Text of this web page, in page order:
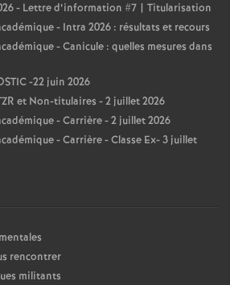
- Lettre d’information #7 | Titularisation
- Intra 2026 : résultats et recours
- Canicule : quelles mesures dans
-22 juin 2026
et Non-titulaires - 2 juillet 2026
- Carrière - 2 juillet 2026
- Carrière - Classe Ex- 3 juillet
rencontrer
militants